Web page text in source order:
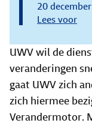
20
Lees voor
UWV wil de
veranderingen
gaat UWV zich
zich hiermee
Verandermotor.